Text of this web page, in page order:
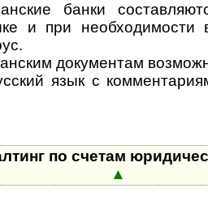
банки
и при
документам
язык с
по счетам
▲